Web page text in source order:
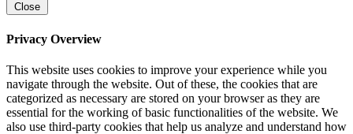
Close
Privacy Overview
This website uses cookies to improve your experience while you
navigate through the website. Out of these, the cookies that are
categorized as necessary are stored on your browser as they are
essential for the working of basic functionalities of the website. We
also use third-party cookies that help us analyze and understand how